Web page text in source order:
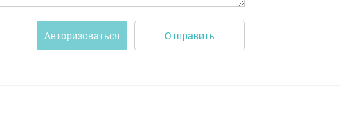
Авторизоваться Отправить